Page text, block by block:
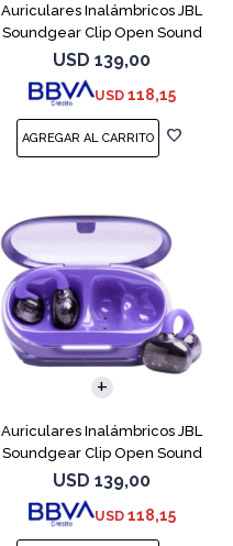
Auriculares Inalámbricos JBL
Soundgear Clip Open Sound
Cobre
USD 139,00
USD 118,15
Auriculares Inalámbricos JBL
Soundgear Clip Open Sound
Purpl
USD 139,00
USD 118,15